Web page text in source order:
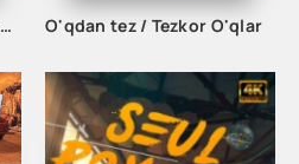
Tezkor javob / Tezkor harakat / Tezkor natija Xitoy filmi Uzbek tilida O'zbekcha 2023 tarjima kino HD O'qdan tez / Tezkor O'qlar